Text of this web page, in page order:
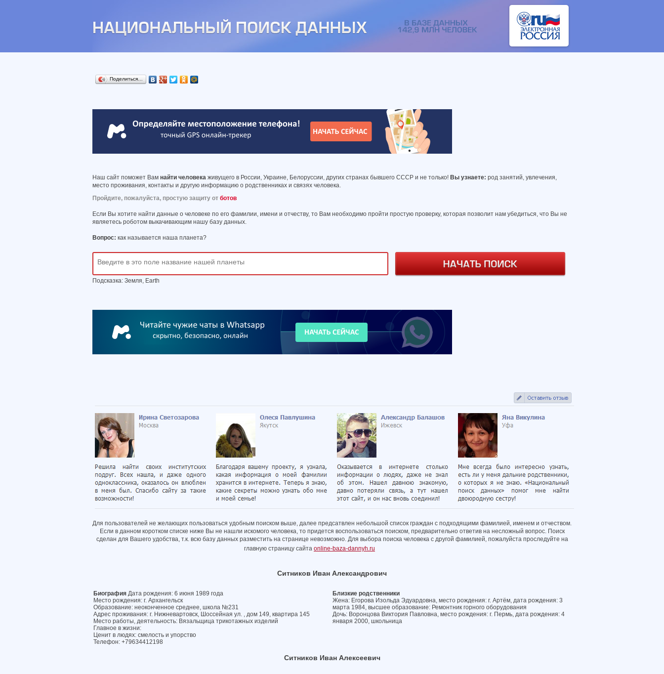
Поделиться…
Наш сайт поможет Вам найти человека живущего в России, Украине, Белоруссии, других странах бывшего СССР и не только! Вы узнаете: род занятий, увлечения,
место проживания, контакты и другую информацию о родственниках и связях человека.
Пройдите, пожалуйста, простую защиту от ботов
Если Вы хотите найти данные о человеке по его фамилии, имени и отчеству, то Вам необходимо пройти простую проверку, которая позволит нам убедиться, что Вы не
являетесь роботом выкачивающим нашу базу данных.
Вопрос: как называется наша планета?
Подсказка: Земля, Earth
Для пользователей не желающих пользоваться удобным поиском выше, далее предсатвлен небольшой список граждан с подходящими фамилией, именем и отчеством.
Если в данном коротком списке ниже Вы не нашли искомого человека, то придется воспользоваться поиском, предварительно ответив на несложный вопрос. Поиск
сделан для Вашего удобства, т.к. всю базу данных разместить на странице невозможно. Для выбора поиска человека с другой фамилией, пожалуйста проследуйте на
главную страницу сайта online-baza-dannyh.ru
Ситников Иван Александрович
Биография Дата рождения: 6 июня 1989 года
Место рождения: г. Архангельск
Образование: неоконченное среднее, школа №231
Адрес проживания: г. Нижневартовск, Шоссейная ул. , дом 149, квартира 145
Место работы, деятельность: Вязальщица трикотажных изделий
Главное в жизни:
Ценит в людях: смелость и упорство
Телефон: +79634412198
Близкие родственники
Жена: Егорова Изольда Эдуардовна, место рождения: г. Артём, дата рождения: 3
марта 1984, высшее образование: Ремонтник горного оборудования
Дочь: Воронцова Виктория Павловна, место рождения: г. Пермь, дата рождения: 4
января 2000, школьница
Ситников Иван Алексеевич